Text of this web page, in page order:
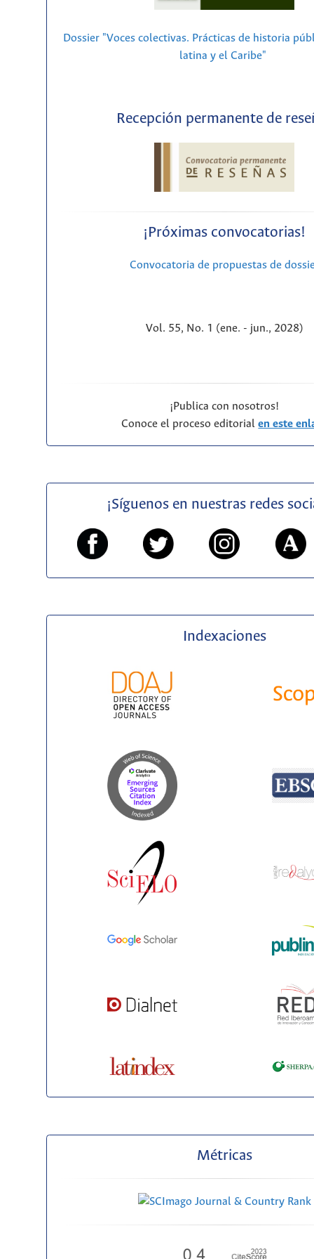
Dossier "Voces colectivas. Prácticas de historia
latina y el Caribe"
Recepción permanente de
¡Próximas convocatorias!
Convocatoria de propuestas de
Vol. 55, No. 1 (ene. - jun., 2028)
¡Publica con nosotros!
Conoce el proceso editorialen este
¡Síguenos en nuestras redes
Indexaciones
Métricas